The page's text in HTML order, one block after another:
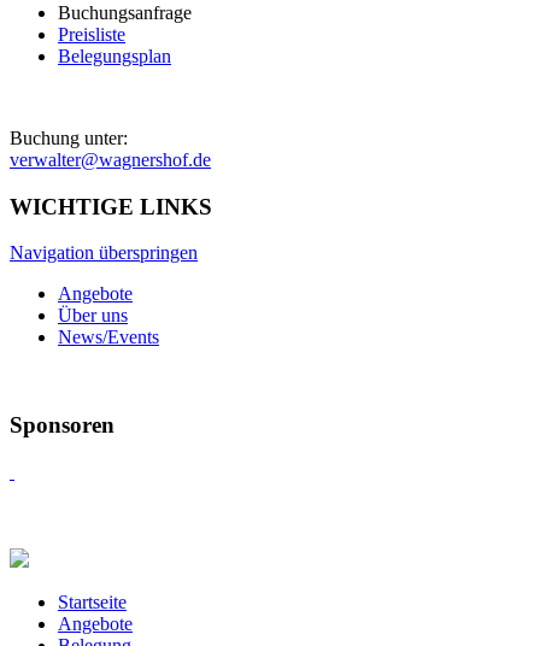
Buchungsanfrage
Preisliste
Belegungsplan
Buchung unter:
verwalter@wagnershof.de
WICHTIGE LINKS
Navigation überspringen
Angebote
Über uns
News/Events
Sponsoren
Startseite
Angebote